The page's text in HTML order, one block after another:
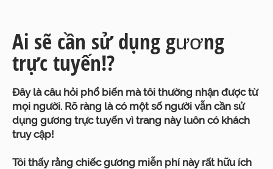
Ai sẽ cần sử dụng gương
trực tuyến!?
Đây là câu hỏi phổ biến mà tôi thường nhận được từ
mọi người. Rõ ràng là có một số người vẫn cần sử
dụng gương trực tuyến vì trang này luôn có khách
truy cập!
Tôi thấy rằng chiếc gương miễn phí này rất hữu ích